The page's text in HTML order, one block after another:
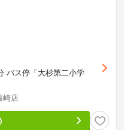
バス停「大杉第二小学
崎店